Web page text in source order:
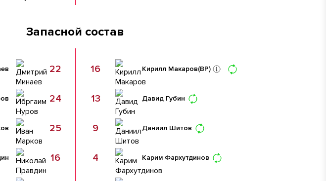
Запасной состав
22
24
25
16
Кирилл Макаров(ВР)
16
Давид Губин
13
Даниил Шитов
9
Карим Фархутдинов
4